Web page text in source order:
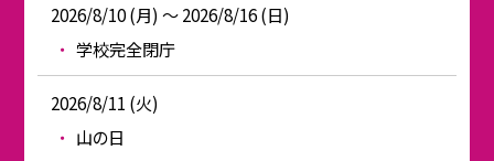
2026/8/10 (月) ～ 2026/8/16 (日)
学校完全閉庁
2026/8/11 (火)
山の日